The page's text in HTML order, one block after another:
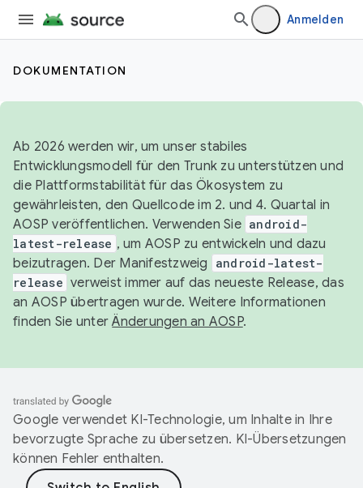
Anmelden
DOKUMENTATION
Ab 2026 werden wir, um unser stabiles
Entwicklungsmodell für den Trunk zu unterstützen und
die Plattformstabilität für das Ökosystem zu
gewährleisten, den Quellcode im 2. und 4. Quartal in
AOSP veröffentlichen. Verwenden Sie android-
latest-release , um AOSP zu entwickeln und dazu
beizutragen. Der Manifestzweig
android-latest-
release verweist immer auf das neueste Release, das
an AOSP übertragen wurde. Weitere Informationen
finden Sie unterÄnderungen an AOSP.
Google verwendet KI-Technologie, um Inhalte in Ihre
bevorzugte Sprache zu übersetzen. KI-Übersetzungen
können Fehler enthalten.